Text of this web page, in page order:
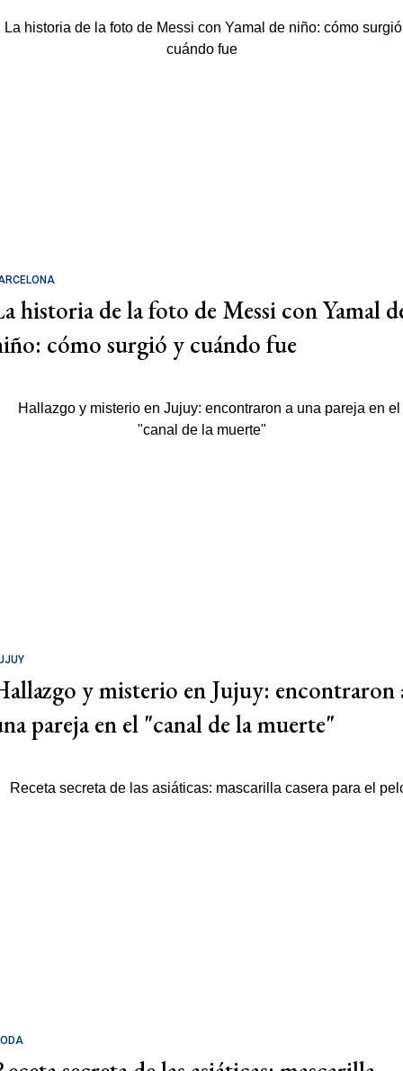
historia de la foto de Messi con Yamal
cómo surgió y cuándo fue
y misterio en Jujuy: encontraron
pareja en el "canal de la muerte"